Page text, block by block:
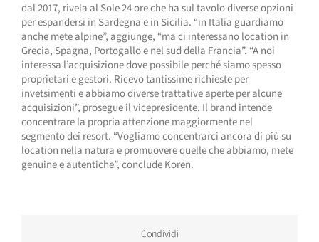
dal 2017, rivela al Sole 24 ore che ha sul tavolo diverse opzioni
per espandersi in Sardegna e in Sicilia. “in Italia guardiamo
anche mete alpine”, aggiunge, “ma ci interessano location in
Grecia, Spagna, Portogallo e nel sud della Francia”. “A noi
interessa l’acquisizione dove possibile perché siamo spesso
proprietari e gestori. Ricevo tantissime richieste per
invetsimenti e abbiamo diverse trattative aperte per alcune
acquisizioni”, prosegue il vicepresidente. Il brand intende
concentrare la propria attenzione maggiormente nel
segmento dei resort. “Vogliamo concentrarci ancora di più su
location nella natura e promuovere quelle che abbiamo, mete
genuine e autentiche”, conclude Koren.
Condividi